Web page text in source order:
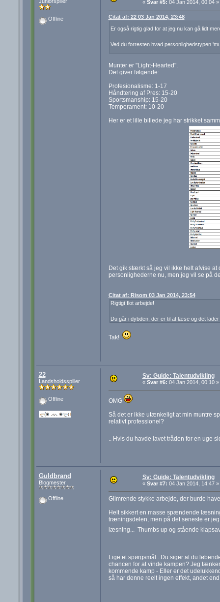
Juniorspiller
Offline
« Svar #5: 04 Jan 2014, 00:04 »
Citat af: 22 03 Jan 2014, 23:48
Er også rigtig glad for at jeg nu kan gå lidt
Ved du forresten hvad personlighedstypen
Munter er "Light-Hearted".
Det giver følgende:
Profesionalisme: 1-17
Håndtering af Pres: 15-20
Sportsmanship: 15-20
Temperament: 10-20
Her er et lille billede jeg har strikket
Det gik stærkt så jeg vil ikke helt afvise
personlighederne nu, men jeg vil se på
Citat af: Risom 03 Jan 2014, 23:54
Rigtigt flot arbejde!
Du går i dybden, der er til at læse og det
Tak!
22
Landsholdsspiller
Offline
Sv: Guide: Talentudvikling
« Svar #6: 04 Jan 2014, 00:10 »
OMG
Så det er ikke utænkeligt at min muntre
relativt professionel?
.. Hvis du havde lavet tråden for en uge
Guldbrand
Blogmester
Offline
Sv: Guide: Talentudvikling
« Svar #7: 04 Jan 2014, 14:47 »
Glimrende stykke arbejde, der burde
Helt sikkert en masse spændende
træningsdelen, men på det seneste er
læsning... Thumbs up og stående
Lige et spørgsmål.. Du siger at du
chancen for at vinde kampen? Jeg
kommende kamp - Eller er det
så har denne reelt ingen effekt, andet